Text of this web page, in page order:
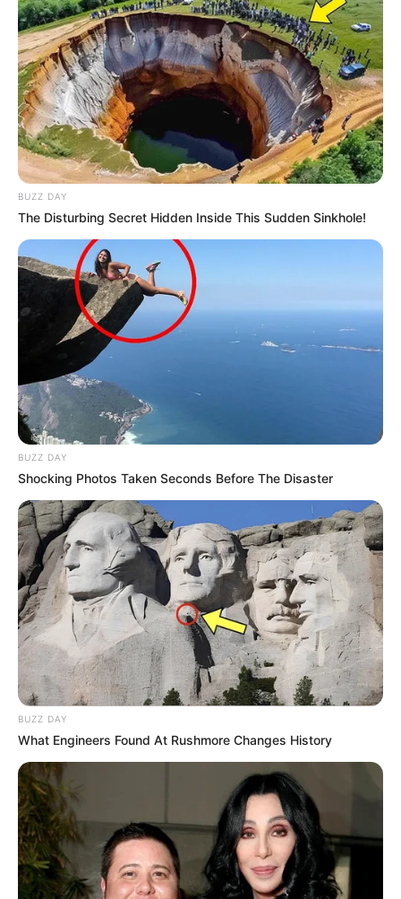
BUZZ DAY
The Disturbing Secret Hidden Inside This Sudden Sinkhole!
BUZZ DAY
Shocking Photos Taken Seconds Before The Disaster
BUZZ DAY
What Engineers Found At Rushmore Changes History